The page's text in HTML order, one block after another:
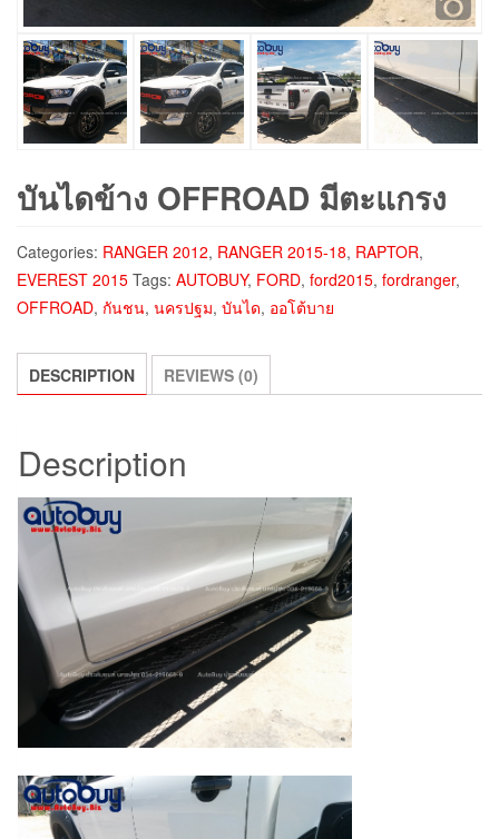
บันไดข้าง OFFROAD มีตะแกรง
Categories: RANGER 2012, RANGER 2015-18, RAPTOR,
EVEREST 2015 Tags: AUTOBUY, FORD, ford2015, fordranger,
OFFROAD, กันชน, นครปฐม, บันได, ออโต้บาย
DESCRIPTION REVIEWS (0)
Description